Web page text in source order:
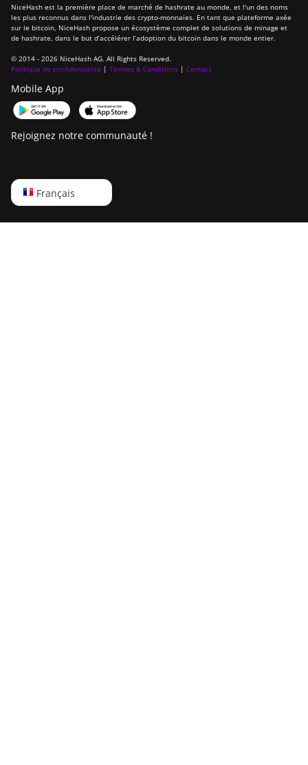
NiceHash est la première place de marché de hashrate au monde, et l'un des noms
les plus reconnus dans l'industrie des crypto-monnaies. En tant que plateforme axée
sur le bitcoin, NiceHash propose un écosystème complet de solutions de minage et
de hashrate, dans le but d’accélérer l’adoption du bitcoin dans le monde entier.
© 2014 - 2026 NiceHash AG. All Rights Reserved.
Politique de confidentialité | Termes & Conditions | Contact
Mobile App
Rejoignez notre communauté !
Français
English